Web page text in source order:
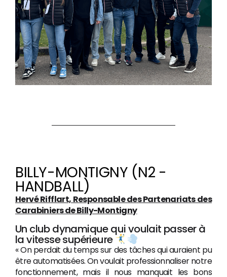
BILLY-MONTIGNY (N2 -
HANDBALL)
Hervé Rifflart, Responsable des Partenariats des
Carabiniers de Billy-Montigny
Un club dynamique qui voulait passer à
la vitesse supérieure
« On perdait du temps sur des tâches qui auraient pu
être automatisées. On voulait professionnaliser notre
fonctionnement, mais il nous manquait les bons